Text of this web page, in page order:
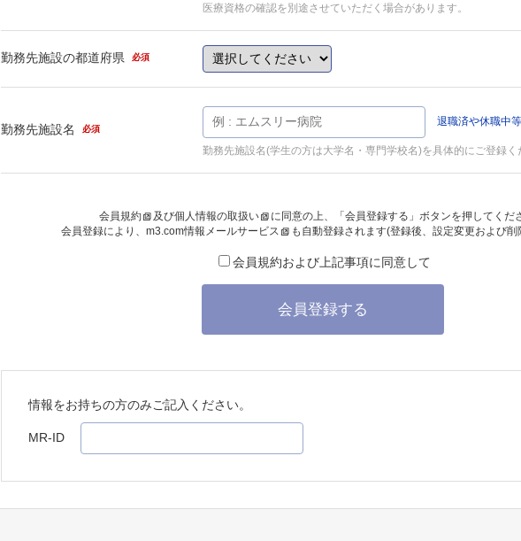
医療資格の確認を別途させていただく場合があります。
勤務先施設の都道府県 必須
勤務先施設名 必須
退職済や休職中
勤務先施設名(学生の方は大学名・専門学校名)を具体的にご登録く
会員規約 及び個人情報の取扱い
に同意の上、「会員登録する」ボタンを押してくだ
会員登録により、 m3.com情報メールサービス も自動登録されます(登録後、設定変更および
会員規約および上記事項に同意して
会員登録する
情報をお持ちの方のみご記入ください。
MR-ID